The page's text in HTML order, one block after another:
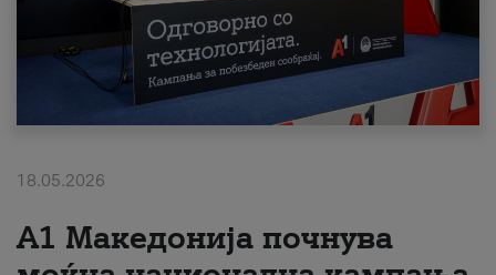
Поддршка
Надополни кредит
#ПодобарОнлајн
18.05.2026
A1 Македонија почнува